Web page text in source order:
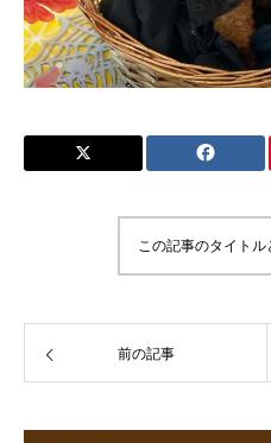
この記事のタイト
前の記事